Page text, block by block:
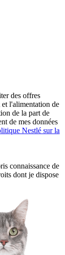
des offres
et l'alimentation de
de la part de
de mes données
Nestlé sur la
connaissance de
dont je dispose